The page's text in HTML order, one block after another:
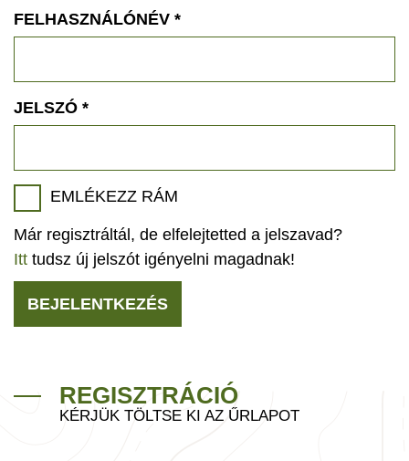
ÖKOTURIZMUS
GEOPARKOK
FELHASZNÁLÓNÉV *
JELSZÓ *
EMLÉKEZZ RÁM
Már regisztráltál, de elfelejtetted a jelszavad?
Itt tudsz új jelszót igényelni magadnak!
BEJELENTKEZÉS
REGISZTRÁCIÓ
KÉRJÜK TÖLTSE KI AZ ŰRLAPOT